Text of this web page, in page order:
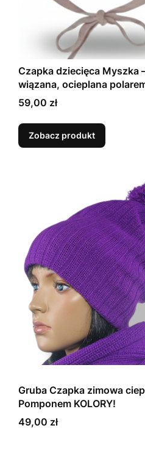
Czapka dziecięca Myszka
wiązana, ocieplana
kolory i rozmiary
Cena
59,00 zł
Zobacz produkt
Gruba Czapka zimowa
Pomponem KOLORY!
Cena
49,00 zł